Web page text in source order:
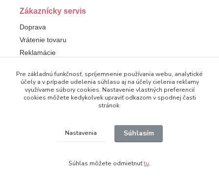
Zákaznícky servis
Doprava
Vrátenie tovaru
Reklamácie
Sledujte nás
Facebook
Pre základnú funkčnosť, spríjemnenie používania webu, analytické
účely a v prípade udelenia súhlasu aj na účely cielenia reklamy
využívame súbory cookies. Nastavenie vlastných preferencií
cookies môžete kedykoľvek upraviť odkazom v spodnej časti
stránok.
Nastavenia Súhlasím
Súhlas môžete odmietnuťtu.